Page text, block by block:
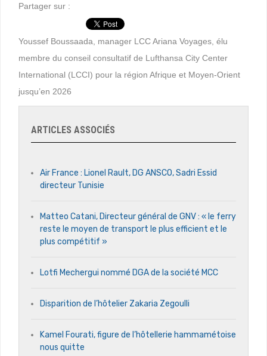
Partager sur :
Youssef Boussaada, manager LCC Ariana Voyages, élu
membre du conseil consultatif de Lufthansa City Center
International (LCCI) pour la région Afrique et Moyen-Orient
jusqu’en 2026
ARTICLES ASSOCIÉS
Air France : Lionel Rault, DG ANSCO, Sadri Essid
directeur Tunisie
Matteo Catani, Directeur général de GNV : « le ferry
reste le moyen de transport le plus efficient et le
plus compétitif »
Lotfi Mechergui nommé DGA de la société MCC
Disparition de l’hôtelier Zakaria Zegoulli
Kamel Fourati, figure de l’hôtellerie hammamétoise
nous quitte